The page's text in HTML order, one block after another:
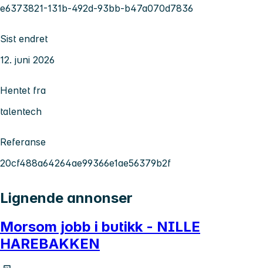
e6373821-131b-492d-93bb-b47a070d7836
Sist endret
12. juni 2026
Hentet fra
talentech
Referanse
20cf488a64264ae99366e1ae56379b2f
Lignende annonser
Morsom jobb i butikk - NILLE
HAREBAKKEN